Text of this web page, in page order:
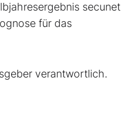
secunet
für das
verantwortlich.